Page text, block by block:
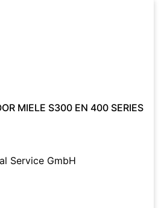
MIELE S300 EN 400 SERIES
Service GmbH